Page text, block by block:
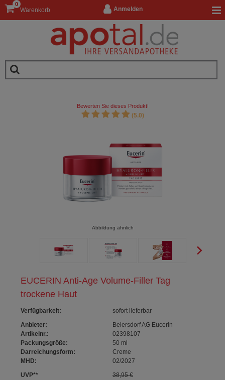
Anmelden
Warenkorb
0
EUCERIN Anti-Age Volume-Filler Tag
trockene Haut
Verfügbarkeit:
sofort lieferbar
Anbieter:
Beiersdorf AG Eucerin
Artikelnr.:
02398107
Packungsgröße:
50 ml
Darreichungsform:
Creme
MHD:
02/2027
UVP**
38,95 €
Bewerten Sie dieses Produkt!
(5.0)
Abbildung ähnlich